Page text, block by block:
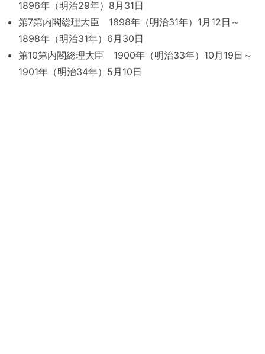
1896年（明治29年）8月31日
第7第内閣総理大臣 1898年（明治31年）1月12日～
1898年（明治31年）6月30日
第10第内閣総理大臣 1900年（明治33年）10月19日～
1901年（明治34年）5月10日